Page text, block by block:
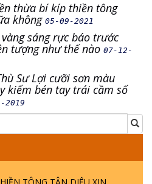
thừa bí kíp thiền tông
không 05-09-2021
sáng rực báo trước
tượng như thế nào 07-12-
Sư Lợi cưỡi sơn màu
kiếm bén tay trái cầm số
2019